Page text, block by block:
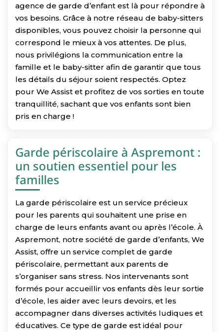
agence de garde d’enfant est là pour répondre à
vos besoins. Grâce à notre réseau de baby-sitters
disponibles, vous pouvez choisir la personne qui
correspond le mieux à vos attentes. De plus,
nous privilégions la communication entre la
famille et le baby-sitter afin de garantir que tous
les détails du séjour soient respectés. Optez
pour We Assist et profitez de vos sorties en toute
tranquillité, sachant que vos enfants sont bien
pris en charge !
Garde périscolaire à Aspremont :
un soutien essentiel pour les
familles
La garde périscolaire est un service précieux
pour les parents qui souhaitent une prise en
charge de leurs enfants avant ou après l’école. À
Aspremont, notre société de garde d’enfants, We
Assist, offre un service complet de garde
périscolaire, permettant aux parents de
s’organiser sans stress. Nos intervenants sont
formés pour accueillir vos enfants dès leur sortie
d’école, les aider avec leurs devoirs, et les
accompagner dans diverses activités ludiques et
éducatives. Ce type de garde est idéal pour